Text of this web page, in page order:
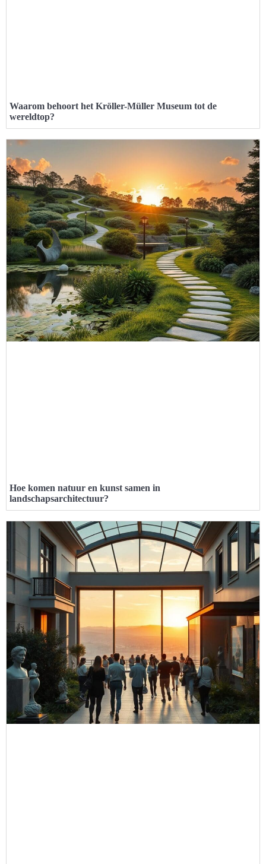
Waarom behoort het Kröller-Müller Museum tot de
wereldtop?
Hoe komen natuur en kunst samen in
landschapsarchitectuur?